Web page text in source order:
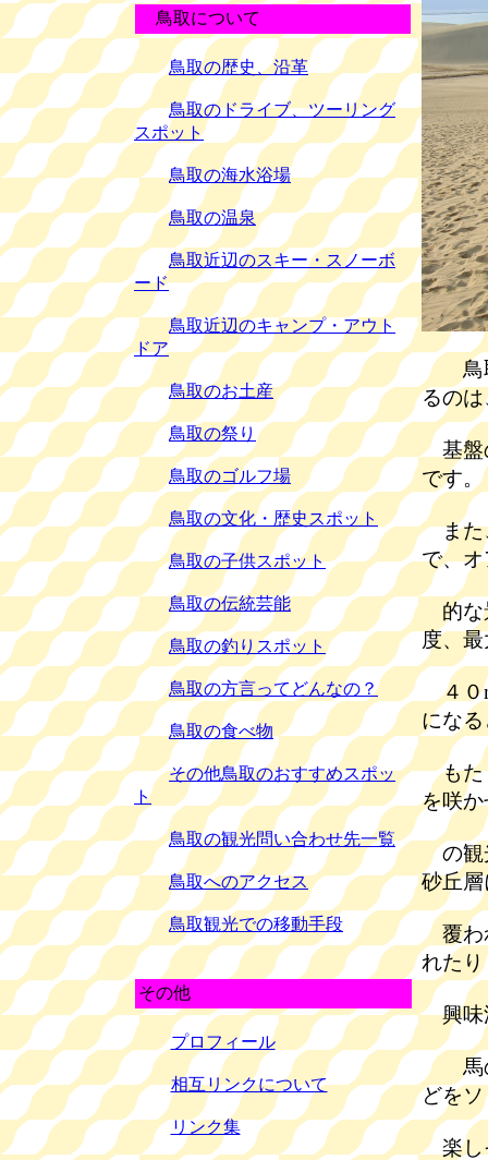
鳥取
るのは
基盤
です。
また
で、
的な
度、
４０
にな
もた
を咲
の観
砂丘層
覆わ
れた
興味
馬の
どを
楽し
鳥取について
鳥取の歴史、沿革
鳥取のドライブ、ツーリング
スポット
鳥取の海水浴場
鳥取の温泉
鳥取近辺のスキー・スノーボ
ード
鳥取近辺のキャンプ・アウト
ドア
鳥取のお土産
鳥取の祭り
鳥取のゴルフ場
鳥取の文化・歴史スポット
鳥取の子供スポット
鳥取の伝統芸能
鳥取の釣りスポット
鳥取の方言ってどんなの？
鳥取の食べ物
その他鳥取のおすすめスポッ
ト
鳥取の観光問い合わせ先一覧
鳥取へのアクセス
鳥取観光での移動手段
その他
プロフィール
相互リンクについて
リンク集